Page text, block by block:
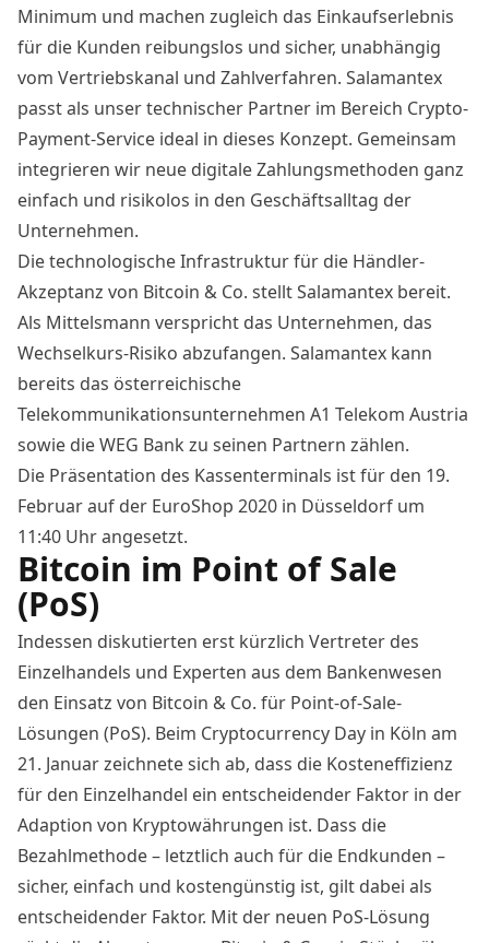
Minimum und machen zugleich das Einkaufserlebnis
für die Kunden reibungslos und sicher, unabhängig
vom Vertriebskanal und Zahlverfahren. Salamantex
passt als unser technischer Partner im Bereich Crypto-
Payment-Service ideal in dieses Konzept. Gemeinsam
integrieren wir neue digitale Zahlungsmethoden ganz
einfach und risikolos in den Geschäftsalltag der
Unternehmen.
Die technologische Infrastruktur für die Händler-
Akzeptanz von Bitcoin & Co. stellt Salamantex bereit.
Als Mittelsmann verspricht das Unternehmen, das
Wechselkurs-Risiko abzufangen. Salamantex kann
bereits das österreichische
Telekommunikationsunternehmen A1 Telekom Austria
sowie dieWEG Bank zu seinen Partnern zählen.
Die Präsentation des Kassenterminals ist für den 19.
Februar auf der EuroShop 2020 in Düsseldorf um
11:40 Uhr angesetzt.
Bitcoin im Point of Sale
(PoS)
Indessen diskutierten erst kürzlich Vertreter des
Einzelhandels und Experten aus dem Bankenwesen
den Einsatz von Bitcoin & Co. für Point-of-Sale-
Lösungen (PoS). Beim Cryptocurrency Day in Köln am
21. Januarzeichnete sich ab, dass die Kosteneffizienz
für den Einzelhandel ein entscheidender Faktor in der
Adaption von Kryptowährungen ist. Dass die
Bezahlmethode – letztlich auch für die Endkunden –
sicher, einfach und kostengünstig ist, gilt dabei als
entscheidender Faktor. Mit der neuen PoS-Lösung